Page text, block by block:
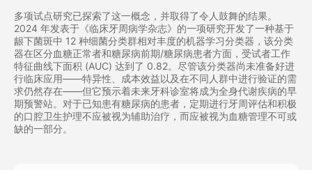
多项试点研究已探索了这一概念，并取得了令人鼓舞的结果。
2024 年发表于《临床牙周病学杂志》的一项研究开发了一种基于
龈下菌斑中 12 种细菌分类群相对丰度的机器学习分类器，该分类
器在区分血糖正常者和糖尿病前期/糖尿病患者方面，受试者工作
特征曲线下面积 (AUC) 达到了 0.82。尽管该分类器尚未准备好进
行临床应用——特异性、成本效益以及在不同人群中进行验证的需
求仍然存在——但它预示着未来牙科诊室将成为全身代谢疾病的早
期预警站。对于已知患有糖尿病的患者，定期进行牙周评估和积极
的口腔卫生护理不应被视为辅助治疗，而应被视为血糖管理不可或
缺的一部分。